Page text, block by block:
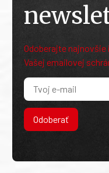
Odoberajte
Vašej emailovej
Odoberať